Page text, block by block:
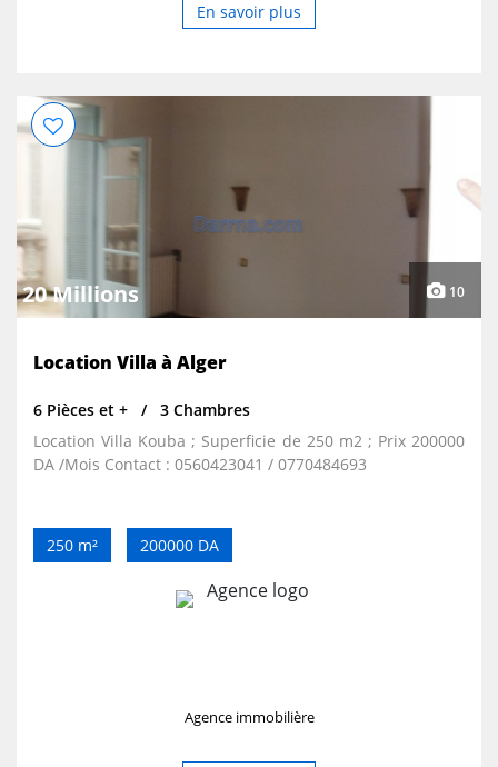
En savoir plus
20 Millions 10
Location Villa à Alger
6 Pièces et +
3 Chambres
Location Villa Kouba ; Superficie de 250 m2 ; Prix 200000
DA /Mois Contact : 0560423041 / 0770484693
250 m² 200000 DA
Agence immobilière